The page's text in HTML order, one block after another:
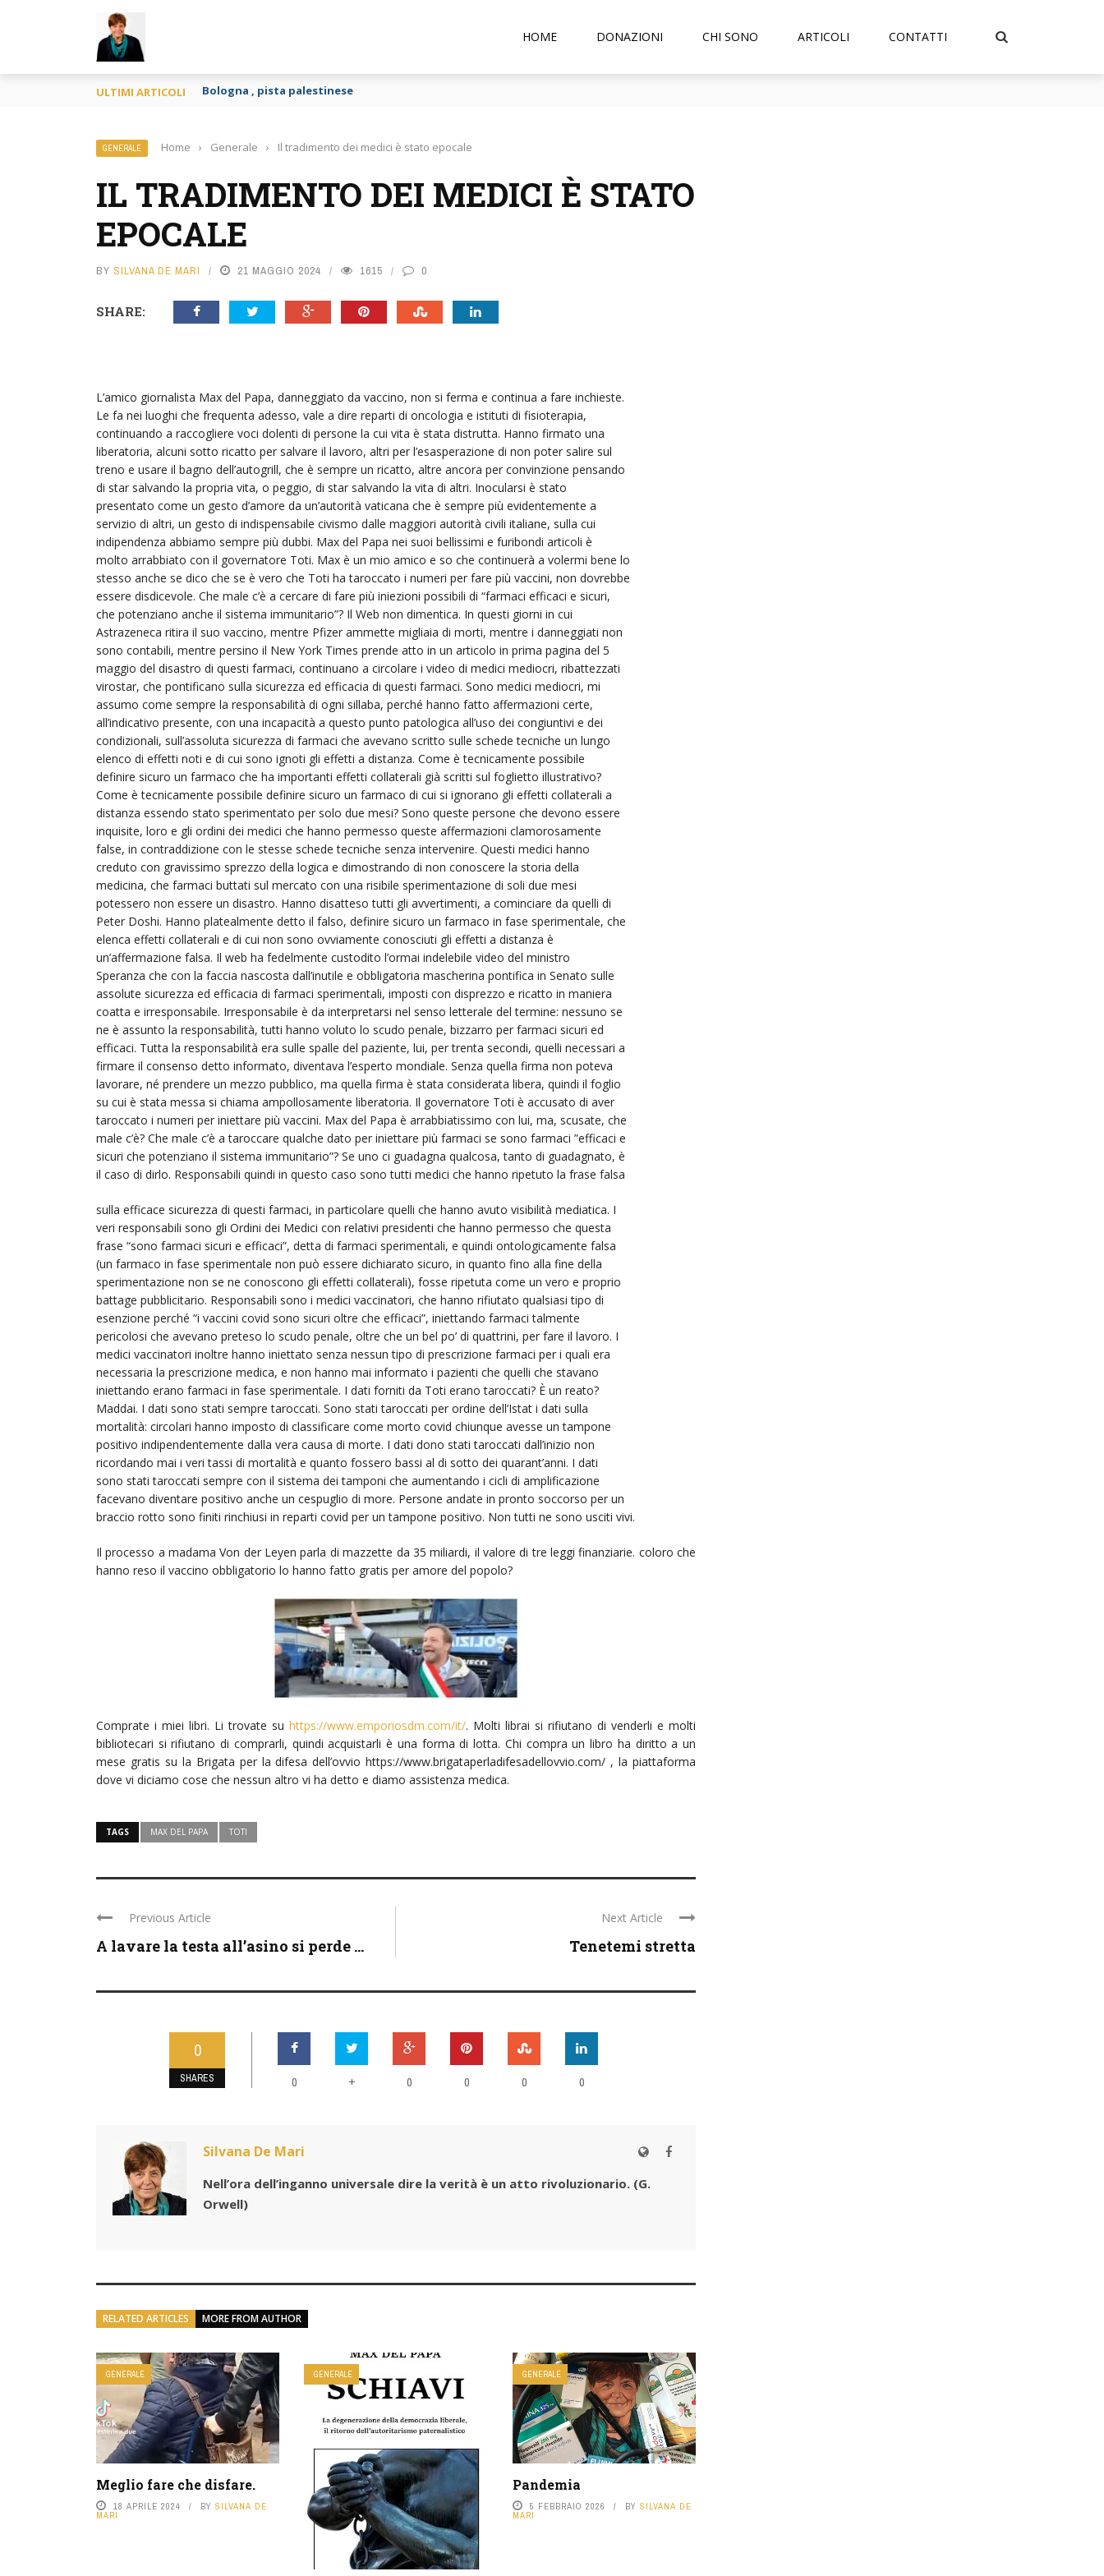
HOME DONAZIONI CHI SONO ARTICOLI CONTATTI
ULTIMI ARTICOLI Gravidanza per altri e apologia di pedofilia reati universali
GENERALE Home › Generale › Il tradimento dei medici è stato epocale
IL TRADIMENTO DEI MEDICI È STATO
EPOCALE
BY SILVANA DE MARI 21 MAGGIO 2024 1615 0
SHARE:
L’amico giornalista Max del Papa, danneggiato da vaccino, non si ferma e continua a fare inchieste.
Le fa nei luoghi che frequenta adesso, vale a dire reparti di oncologia e istituti di fisioterapia,
continuando a raccogliere voci dolenti di persone la cui vita è stata distrutta. Hanno firmato una
liberatoria, alcuni sotto ricatto per salvare il lavoro, altri per l’esasperazione di non poter salire sul
treno e usare il bagno dell’autogrill, che è sempre un ricatto, altre ancora per convinzione pensando
di star salvando la propria vita, o peggio, di star salvando la vita di altri. Inocularsi è stato
presentato come un gesto d’amore da un’autorità vaticana che è sempre più evidentemente a
servizio di altri, un gesto di indispensabile civismo dalle maggiori autorità civili italiane, sulla cui
indipendenza abbiamo sempre più dubbi. Max del Papa nei suoi bellissimi e furibondi articoli è
molto arrabbiato con il governatore Toti. Max è un mio amico e so che continuerà a volermi bene lo
stesso anche se dico che se è vero che Toti ha taroccato i numeri per fare più vaccini, non dovrebbe
essere disdicevole. Che male c’è a cercare di fare più iniezioni possibili di “farmaci efficaci e sicuri,
che potenziano anche il sistema immunitario”? Il Web non dimentica. In questi giorni in cui
Astrazeneca ritira il suo vaccino, mentre Pfizer ammette migliaia di morti, mentre i danneggiati non
sono contabili, mentre persino il New York Times prende atto in un articolo in prima pagina del 5
maggio del disastro di questi farmaci, continuano a circolare i video di medici mediocri, ribattezzati
virostar, che pontificano sulla sicurezza ed efficacia di questi farmaci. Sono medici mediocri, mi
assumo come sempre la responsabilità di ogni sillaba, perché hanno fatto affermazioni certe,
all’indicativo presente, con una incapacità a questo punto patologica all’uso dei congiuntivi e dei
condizionali, sull’assoluta sicurezza di farmaci che avevano scritto sulle schede tecniche un lungo
elenco di effetti noti e di cui sono ignoti gli effetti a distanza. Come è tecnicamente possibile
definire sicuro un farmaco che ha importanti effetti collaterali già scritti sul foglietto illustrativo?
Come è tecnicamente possibile definire sicuro un farmaco di cui si ignorano gli effetti collaterali a
distanza essendo stato sperimentato per solo due mesi? Sono queste persone che devono essere
inquisite, loro e gli ordini dei medici che hanno permesso queste affermazioni clamorosamente
false, in contraddizione con le stesse schede tecniche senza intervenire. Questi medici hanno
creduto con gravissimo sprezzo della logica e dimostrando di non conoscere la storia della
medicina, che farmaci buttati sul mercato con una risibile sperimentazione di soli due mesi
potessero non essere un disastro. Hanno disatteso tutti gli avvertimenti, a cominciare da quelli di
Peter Doshi. Hanno platealmente detto il falso, definire sicuro un farmaco in fase sperimentale, che
elenca effetti collaterali e di cui non sono ovviamente conosciuti gli effetti a distanza è
un’affermazione falsa. Il web ha fedelmente custodito l’ormai indelebile video del ministro
Speranza che con la faccia nascosta dall’inutile e obbligatoria mascherina pontifica in Senato sulle
assolute sicurezza ed efficacia di farmaci sperimentali, imposti con disprezzo e ricatto in maniera
coatta e irresponsabile. Irresponsabile è da interpretarsi nel senso letterale del termine: nessuno se
ne è assunto la responsabilità, tutti hanno voluto lo scudo penale, bizzarro per farmaci sicuri ed
efficaci. Tutta la responsabilità era sulle spalle del paziente, lui, per trenta secondi, quelli necessari a
firmare il consenso detto informato, diventava l’esperto mondiale. Senza quella firma non poteva
lavorare, né prendere un mezzo pubblico, ma quella firma è stata considerata libera, quindi il foglio
su cui è stata messa si chiama ampollosamente liberatoria. Il governatore Toti è accusato di aver
taroccato i numeri per iniettare più vaccini. Max del Papa è arrabbiatissimo con lui, ma, scusate, che
male c’è? Che male c’è a taroccare qualche dato per iniettare più farmaci se sono farmaci ”efficaci e
sicuri che potenziano il sistema immunitario”? Se uno ci guadagna qualcosa, tanto di guadagnato, è
il caso di dirlo. Responsabili quindi in questo caso sono tutti medici che hanno ripetuto la frase falsa
sulla efficace sicurezza di questi farmaci, in particolare quelli che hanno avuto visibilità mediatica. I
veri responsabili sono gli Ordini dei Medici con relativi presidenti che hanno permesso che questa
frase “sono farmaci sicuri e efficaci”, detta di farmaci sperimentali, e quindi ontologicamente falsa
(un farmaco in fase sperimentale non può essere dichiarato sicuro, in quanto fino alla fine della
sperimentazione non se ne conoscono gli effetti collaterali), fosse ripetuta come un vero e proprio
battage pubblicitario. Responsabili sono i medici vaccinatori, che hanno rifiutato qualsiasi tipo di
esenzione perché “i vaccini covid sono sicuri oltre che efficaci”, iniettando farmaci talmente
pericolosi che avevano preteso lo scudo penale, oltre che un bel po’ di quattrini, per fare il lavoro. I
medici vaccinatori inoltre hanno iniettato senza nessun tipo di prescrizione farmaci per i quali era
necessaria la prescrizione medica, e non hanno mai informato i pazienti che quelli che stavano
iniettando erano farmaci in fase sperimentale. I dati forniti da Toti erano taroccati? È un reato?
Maddai. I dati sono stati sempre taroccati. Sono stati taroccati per ordine dell’Istat i dati sulla
mortalità: circolari hanno imposto di classificare come morto covid chiunque avesse un tampone
positivo indipendentemente dalla vera causa di morte. I dati dono stati taroccati dall’inizio non
ricordando mai i veri tassi di mortalità e quanto fossero bassi al di sotto dei quarant’anni. I dati
sono stati taroccati sempre con il sistema dei tamponi che aumentando i cicli di amplificazione
facevano diventare positivo anche un cespuglio di more. Persone andate in pronto soccorso per un
braccio rotto sono finiti rinchiusi in reparti covid per un tampone positivo. Non tutti ne sono usciti vivi.
Il processo a madama Von der Leyen parla di mazzette da 35 miliardi, il valore di tre leggi finanziarie. coloro che
hanno reso il vaccino obbligatorio lo hanno fatto gratis per amore del popolo?
Comprate i miei libri. Li trovate su https://www.emporiosdm.com/it/. Molti librai si rifiutano di venderli e molti
bibliotecari si rifiutano di comprarli, quindi acquistarli è una forma di lotta. Chi compra un libro ha diritto a un
mese gratis su la Brigata per la difesa dell’ovvio https://www.brigataperladifesadellovvio.com/ , la piattaforma
dove vi diciamo cose che nessun altro vi ha detto e diamo assistenza medica.
TAGS MAX DEL PAPA TOTI
Previous Article
A lavare la testa all’asino si perde ...
Next Article
Tenetemi stretta
0
SHARES 0 + 0 0 0 0
Silvana De Mari
Nell’ora dell’inganno universale dire la verità è un atto rivoluzionario. (G.
Orwell)
RELATED ARTICLES MORE FROM AUTHOR
GENERALE
Meglio fare che disfare.
18 APRILE 2024 BY SILVANA DE
MARI
GENERALE GENERALE
Pandemia
5 FEBBRAIO 2026 BY SILVANA DE
MARI